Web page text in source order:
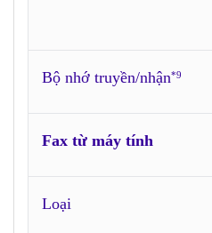
Bộ nhớ truyền/nhận*9
Fax từ máy tính
Loại